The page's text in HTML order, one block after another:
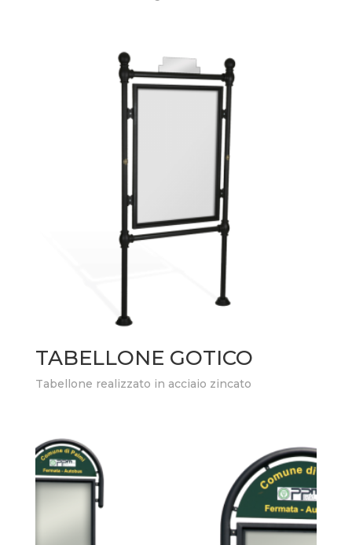
TABELLONE GOTICO
Tabellone realizzato in acciaio zincato